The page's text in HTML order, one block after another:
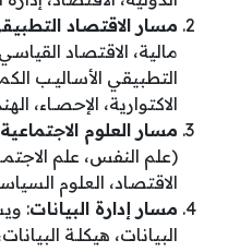
مسار الاقتصاد
مالية، الاقتصاد
التطبيقي الأساليـب
الاكتوارية، الإحصـاء،
مسار العلوم
(علم النفس، علم
الاقتصاد، العلوم
مسار إدارة البيانات:
البيانات، هيكلـة